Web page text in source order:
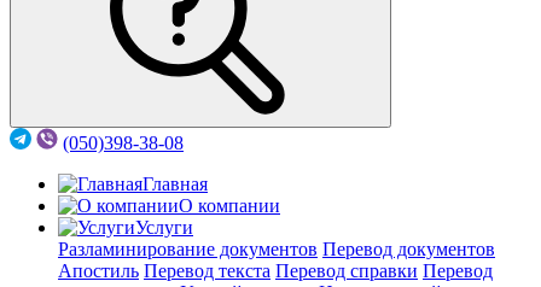
(050)398-38-08
Главная
О компании
Услуги
Разламинирование документов Перевод документов
Апостиль Перевод текста Перевод справки Перевод